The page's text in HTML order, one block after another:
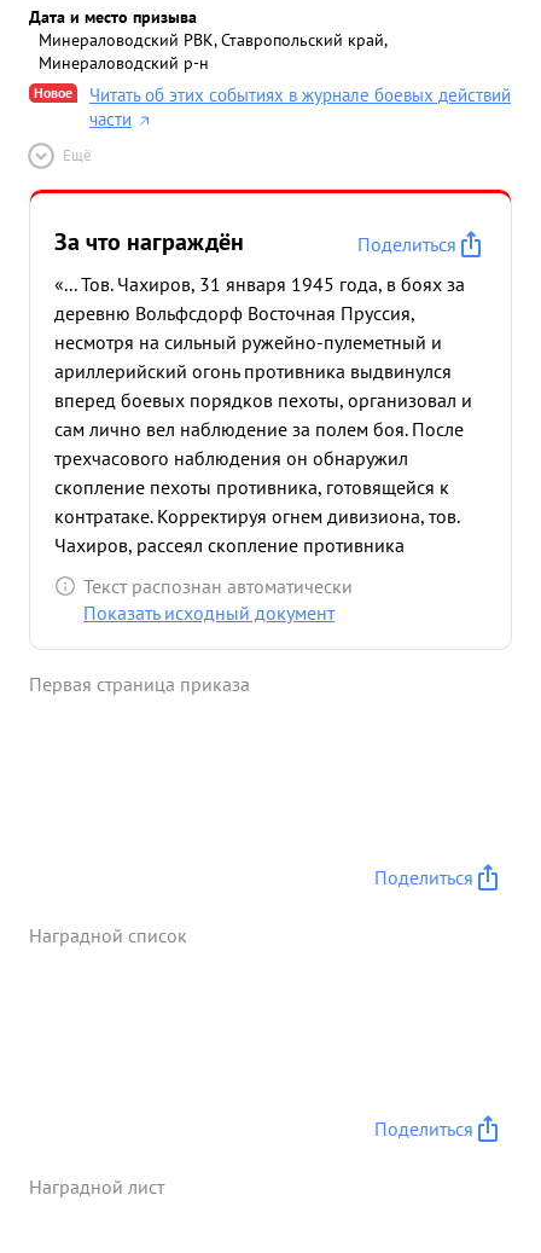
Дата и место призыва
Минераловодский РВК, Ставропольский край,
Минераловодский р-н
Новое
Читать об этих событиях в журнале боевых действий
части
Ещё
За что награждён
Поделиться
«... Тов. Чахиров, 31 января 1945 года, в боях за
деревню Вольфсдорф Восточная Пруссия,
несмотря на сильный ружейно-пулеметный и
ариллерийский огонь противника выдвинулся
вперед боевых порядков пехоты, организовал и
сам лично вел наблюдение за полем боя. После
трехчасового наблюдения он обнаружил
скопление пехоты противника, готовящейся к
контратаке. Корректируя огнем дивизиона, тов.
Чахиров, рассеял скопление противника
уничтожив при этом более взвода солдат и два
станковых пулемета, чем сорвал готовящуюся
дивизиона, на левом берегу реки Пассарге, в
Текст распознан автоматически
Показать исходный документ
Первая страница приказа
Поделиться
Наградной список
Поделиться
Наградной лист